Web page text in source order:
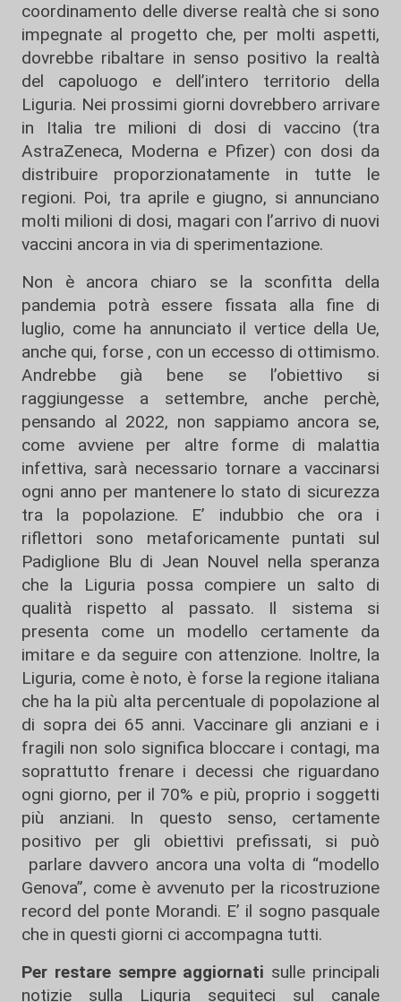
coordinamento delle diverse realtà che si sono
impegnate al progetto che, per molti aspetti,
dovrebbe ribaltare in senso positivo la realtà
del capoluogo e dell’intero territorio della
Liguria. Nei prossimi giorni dovrebbero arrivare
in Italia tre milioni di dosi di vaccino (tra
AstraZeneca, Moderna e Pfizer) con dosi da
distribuire proporzionatamente in tutte le
regioni. Poi, tra aprile e giugno, si annunciano
molti milioni di dosi, magari con l’arrivo di nuovi
vaccini ancora in via di sperimentazione.
Non è ancora chiaro se la sconfitta della
pandemia potrà essere fissata alla fine di
luglio, come ha annunciato il vertice della Ue,
anche qui, forse , con un eccesso di ottimismo.
Andrebbe già bene se l’obiettivo si
raggiungesse a settembre, anche perchè,
pensando al 2022, non sappiamo ancora se,
come avviene per altre forme di malattia
infettiva, sarà necessario tornare a vaccinarsi
ogni anno per mantenere lo stato di sicurezza
tra la popolazione. E’ indubbio che ora i
riflettori sono metaforicamente puntati sul
Padiglione Blu di Jean Nouvel nella speranza
che la Liguria possa compiere un salto di
qualità rispetto al passato. Il sistema si
presenta come un modello certamente da
imitare e da seguire con attenzione. Inoltre, la
Liguria, come è noto, è forse la regione italiana
che ha la più alta percentuale di popolazione al
di sopra dei 65 anni. Vaccinare gli anziani e i
fragili non solo significa bloccare i contagi, ma
soprattutto frenare i decessi che riguardano
ogni giorno, per il 70% e più, proprio i soggetti
più anziani. In questo senso, certamente
positivo per gli obiettivi prefissati, si può
parlare davvero ancora una volta di “modello
Genova”, come è avvenuto per la ricostruzione
record del ponte Morandi. E’ il sogno pasquale
che in questi giorni ci accompagna tutti.
Per restare sempre aggiornati sulle principali
notizie sulla Liguria seguiteci sul canale